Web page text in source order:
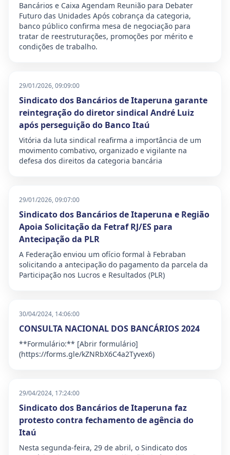
Bancários e Caixa Agendam Reunião para Debater
Futuro das Unidades Após cobrança da categoria,
banco público confirma mesa de negociação para
tratar de reestruturações, promoções por mérito e
condições de trabalho.
29/01/2026, 09:09:00
Sindicato dos Bancários de Itaperuna garante
reintegração do diretor sindical André Luiz
após perseguição do Banco Itaú
Vitória da luta sindical reafirma a importância de um
movimento combativo, organizado e vigilante na
defesa dos direitos da categoria bancária
29/01/2026, 09:07:00
Sindicato dos Bancários de Itaperuna e Região
Apoia Solicitação da Fetraf RJ/ES para
Antecipação da PLR
A Federação enviou um ofício formal à Febraban
solicitando a antecipação do pagamento da parcela da
Participação nos Lucros e Resultados (PLR)
30/04/2024, 14:06:00
CONSULTA NACIONAL DOS BANCÁRIOS 2024
**Formulário:** [Abrir formulário]
(https://forms.gle/kZNRbX6C4a2Tyvex6)
29/04/2024, 17:24:00
Sindicato dos Bancários de Itaperuna faz
protesto contra fechamento de agência do
Itaú
Nesta segunda-feira, 29 de abril, o Sindicato dos